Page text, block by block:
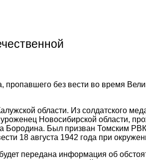
пропавшего без вести во время
области. Из солдатского
Новосибирской области,
Бородина. Был призван Томским
18 августа 1942 года при
передана информация об